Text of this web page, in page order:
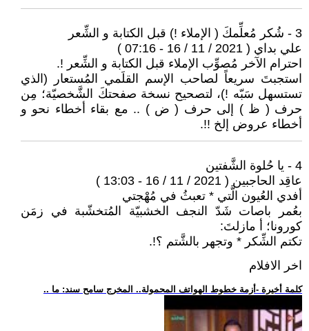
3 - شُكر مُعلِّمكَ ( الإملاء !) قبل الكتابة و الشِّعر
علي بداي ( 2021 / 11 / 16 - 07:16 )
احترام الآخر مُصوِّب الإملاء قبل الكتابة و الشِّعر !.
استجبتَ سريعاً لصاحب الإسم القلَمي المُستعار (الذي
تستسهل سَبّه !)، لتصحيح نسخة صفحتكَ الشَّخصيّة؛ مِن
حرف ( ظ ) إلى حرف ( ض ) .. مع بقاء أخطاء نحو و
أخطاء عروض إلخ !!.
4 - يا حُلوة الشَّفتين
عاقِد الحاجبين ( 2021 / 11 / 16 - 13:03 )
أفدي العُيون الَّتي * تعبثُ في مُهْجتي
بعُمر باصات شَدّ النجف الخشبيّة المُتخشّبة في زمَن
كورونا؛ أ مازلتَ:
تكتم الشِّكر * وتجهر بالشَّتم ؟!.
اخر الافلام
.. كلمة أخيرة -أزمة خطوط الهواتف المحمولة.. المخرج سامح سند: ما